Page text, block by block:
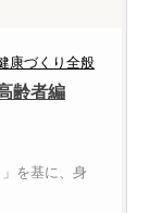
康づくり全般
齢者編
を基に、身